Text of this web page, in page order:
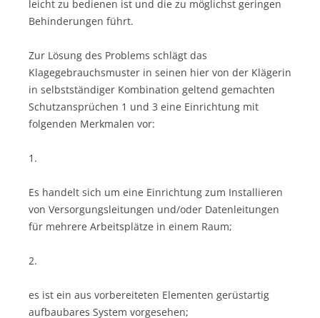
leicht zu bedienen ist und die zu möglichst geringen
Behinderungen führt.
Zur Lösung des Problems schlägt das
Klagegebrauchsmuster in seinen hier von der Klägerin
in selbstständiger Kombination geltend gemachten
Schutzansprüchen 1 und 3 eine Einrichtung mit
folgenden Merkmalen vor:
1.
Es handelt sich um eine Einrichtung zum Installieren
von Versorgungsleitungen und/oder Datenleitungen
für mehrere Arbeitsplätze in einem Raum;
2.
es ist ein aus vorbereiteten Elementen gerüstartig
aufbaubares System vorgesehen;